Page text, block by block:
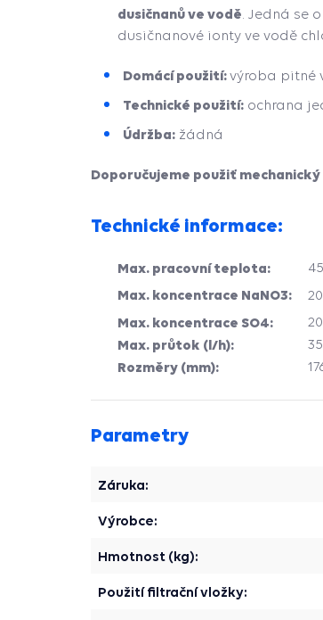
dusičnanů ve vodě . Jedná se
dusičnanové ionty ve vodě
Domácí použití:výroba pitné
Technické použití: ochrana
Údržba: žádná
Doporučujeme použiť
Technické informace:
Max. pracovní teplota:
Max. koncentrace NaNO3:
Max. koncentrace SO4:
Max. průtok (l/h): 35
Rozměry (mm):
Parametry
Záruka:
Výrobce:
Hmotnost (kg):
Použití filtrační vložky: